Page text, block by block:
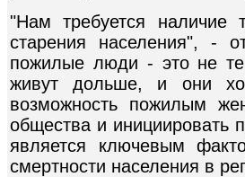
"Нам требуется наличие
старения населения", -
пожилые люди - это не
живут дольше, и они
возможность пожилым
общества и инициировать
является ключевым
смертности населения в